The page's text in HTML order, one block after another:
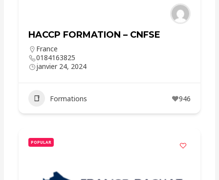
HACCP FORMATION – CNFSE
France
0184163825
janvier 24, 2024
Formations 946
POPULAR